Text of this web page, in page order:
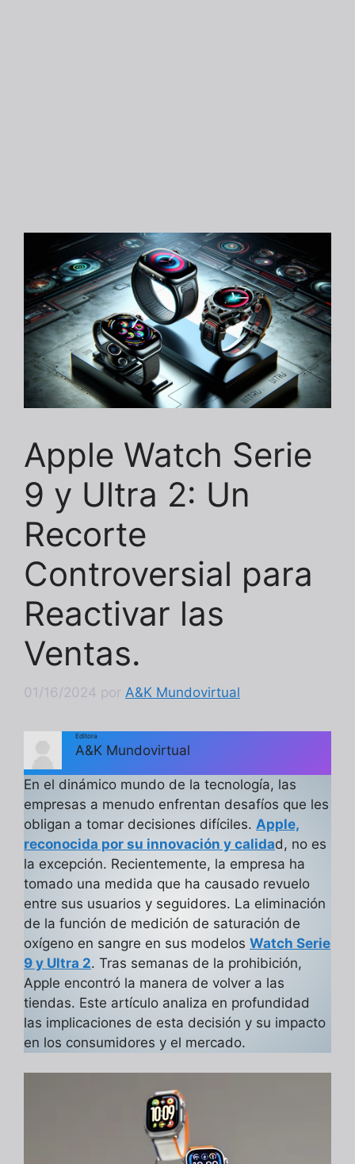
Apple Watch Serie
9 y Ultra 2: Un
Recorte
Controversial para
Reactivar las
Ventas.
01/16/2024 por A&K Mundovirtual
Editora
A&K Mundovirtual
En el dinámico mundo de la tecnología, las
empresas a menudo enfrentan desafíos que les
obligan a tomar decisiones difíciles. Apple,
reconocida por su innovación y calidad, no es
la excepción. Recientemente, la empresa ha
tomado una medida que ha causado revuelo
entre sus usuarios y seguidores. La eliminación
de la función de medición de saturación de
oxígeno en sangre en sus modelos Watch Serie
9 y Ultra 2. Tras semanas de la prohibición,
Apple encontró la manera de volver a las
tiendas. Este artículo analiza en profundidad
las implicaciones de esta decisión y su impacto
en los consumidores y el mercado.